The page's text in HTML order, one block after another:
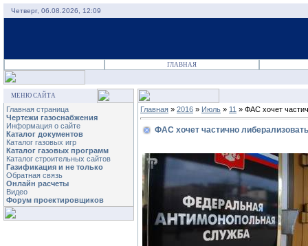
Четверг, 06.08.2026, 12:09
ГЛАВНАЯ
МЕНЮ САЙТА
Главная страница
Чертежи газоснабжения
Информация о сайте
Каталог документов
Каталог газовых игр
Каталог газовых программ
Каталог строительных сайтов
Газификация и не только
Обратная связь
Онлайн расчеты
Видео
Форум проектировщиков
Главная » 2016 » Июль » 11 » ФАС хочет
ФАС хочет частично